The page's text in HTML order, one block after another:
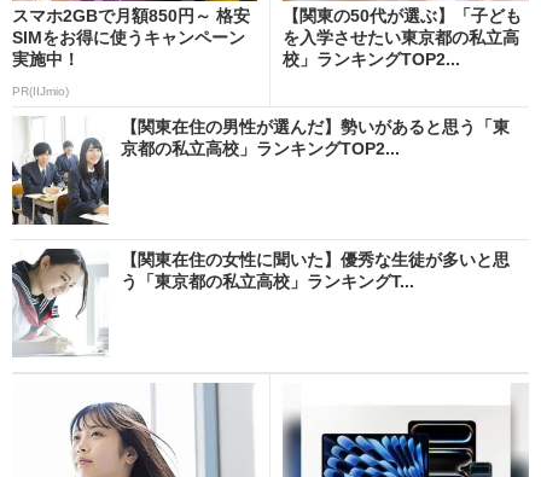
スマホ2GBで月額850円～ 格安
SIMをお得に使うキャンペーン
実施中！
PR(IIJmio)
【関東の50代が選ぶ】「子ども
を入学させたい東京都の私立高
校」ランキングTOP2...
【関東在住の男性が選んだ】勢いがあると思う「東
京都の私立高校」ランキングTOP2...
【関東在住の女性に聞いた】優秀な生徒が多いと思
う「東京都の私立高校」ランキングT...